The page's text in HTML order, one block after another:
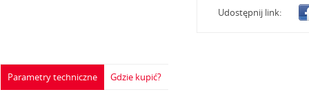
Udostępnij link:
Parametry techniczne Gdzie kupić?